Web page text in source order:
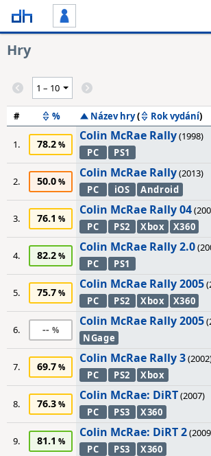
Hry
# % Název hry( Rok vydání)
1. 78.2
Colin McRae Rally(1998)
PC
PS1
2. 50.0
Colin McRae Rally(2013)
PC
iOS Android
3. 76.1
Colin McRae Rally 04
PC
PS2 Xbox X360
4. 82.2
Colin McRae Rally 2.0
PC
PS1
5. 75.7
Colin McRae Rally 2005
PC
PS2 Xbox X360
6. --
Colin McRae Rally 2005
NGage
7. 69.7
Colin McRae Rally 3
PC
PS2 Xbox
8. 76.3
Colin McRae: DiRT(2007)
PC
PS3 X360
9. 81.1
Colin McRae: DiRT 2
PC
PS3 X360